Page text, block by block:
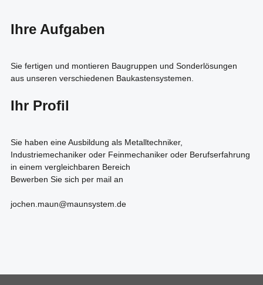
Ihre Aufgaben
Sie fertigen und montieren Baugruppen und Sonderlösungen
aus unseren verschiedenen Baukastensystemen.
Ihr Profil
Sie haben eine Ausbildung als Metalltechniker,
Industriemechaniker oder Feinmechaniker oder Berufserfahrung
in einem vergleichbaren Bereich
Bewerben Sie sich per mail an
jochen.maun@maunsystem.de